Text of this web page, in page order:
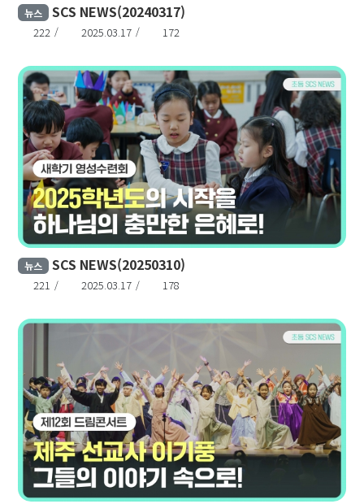
뉴스 SCS NEWS(20240317)
222 2025.03.17 172
뉴스 SCS NEWS(20250310)
221 2025.03.17 178